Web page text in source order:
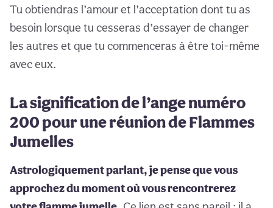
Tu obtiendras l’amour et l’acceptation dont tu as
besoin lorsque tu cesseras d’essayer de changer
les autres et que tu commenceras à être toi-même
avec eux.
La signification de l’ange numéro
200 pour une réunion de Flammes
Jumelles
Astrologiquement parlant, je pense que vous
approchez du moment où vous rencontrerez